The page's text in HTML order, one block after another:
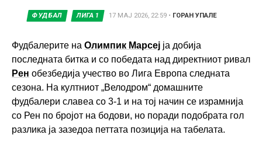
ФУДБАЛ ЛИГА 1 17 МАЈ 2026, 22:59• ГОРАН УПАЛЕ
Фудбалерите на Олимпик Марсеј ја добија
последната битка и со победата над директниот ривал
Рен обезбедија учество во Лига Европа следната
сезона. На култниот „Велодром“ домашните
фудбалери славеа со 3-1 и на тој начин се израмнија
со Рен по бројот на бодови, но поради подобрата гол
разлика ја зазедоа петтата позиција на табелата.